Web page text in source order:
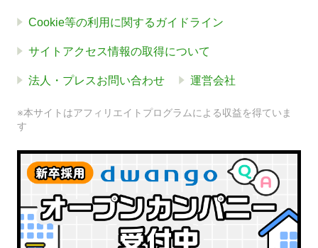
Cookie等の利用に関するガイドライン
サイトアクセス情報の取得について
法人・プレスお問い合わせ 運営会社
※本サイトはアフィリエイトプログラムによる収益を得ていま
す